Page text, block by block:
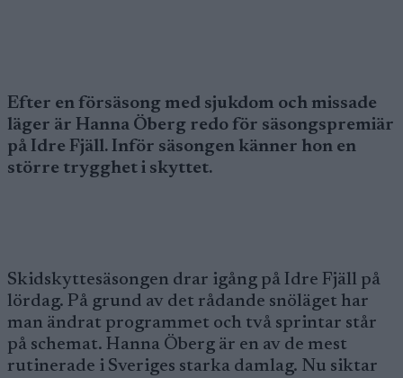
Efter en försäsong med sjukdom och missade
läger är Hanna Öberg redo för säsongspremiär
på Idre Fjäll. Inför säsongen känner hon en
större trygghet i skyttet.
Skidskyttesäsongen drar igång på Idre Fjäll på
lördag. På grund av det rådande snöläget har
man ändrat programmet och två sprintar står
på schemat. Hanna Öberg är en av de mest
rutinerade i Sveriges starka damlag. Nu siktar